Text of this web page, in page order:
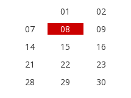
01
02
07 08
09
14 15
16
21 22
23
28 29
30